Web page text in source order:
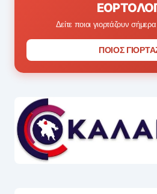
Δείτε ποιοι γιορτάζουν
ΠΟΙΟΣ